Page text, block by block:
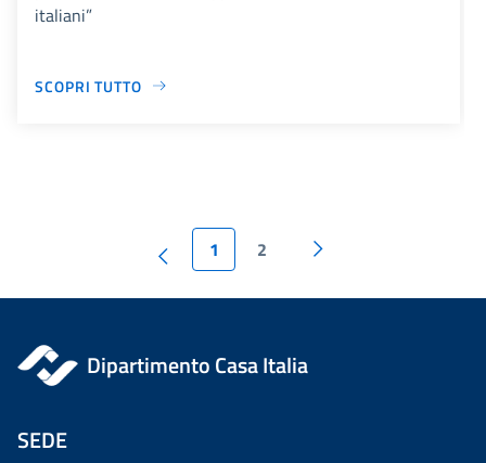
italiani”
SCOPRI TUTTO
1 2
Dipartimento Casa Italia
SEDE